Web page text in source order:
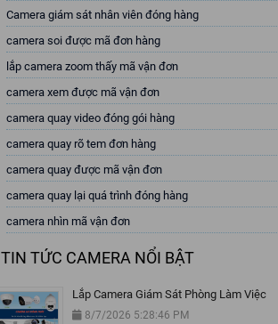
Camera giám sát nhân viên đóng hàng
camera soi được mã đơn hàng
lắp camera zoom thấy mã vận đơn
camera xem được mã vận đơn
camera quay video đóng gói hàng
camera quay rõ tem đơn hàng
camera quay được mã vận đơn
camera quay lại quá trình đóng hàng
camera nhìn mã vận đơn
TIN TỨC CAMERA NỔI BẬT
Lắp Camera Giám Sát Phòng Làm Việc
8/7/2026 5:28:46 PM